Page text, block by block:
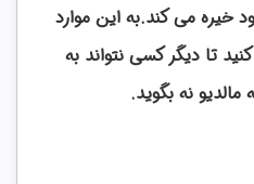
می کند.به این موارد
تا دیگر کسی نتواند به
مالدیو نه بگوید.